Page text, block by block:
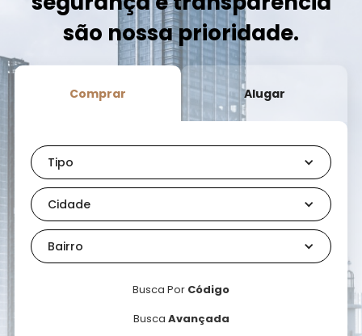
são nossa prioridade.
Comprar Alugar
Tipo
Cidade
Bairro
Busca Por Código
Busca Avançada